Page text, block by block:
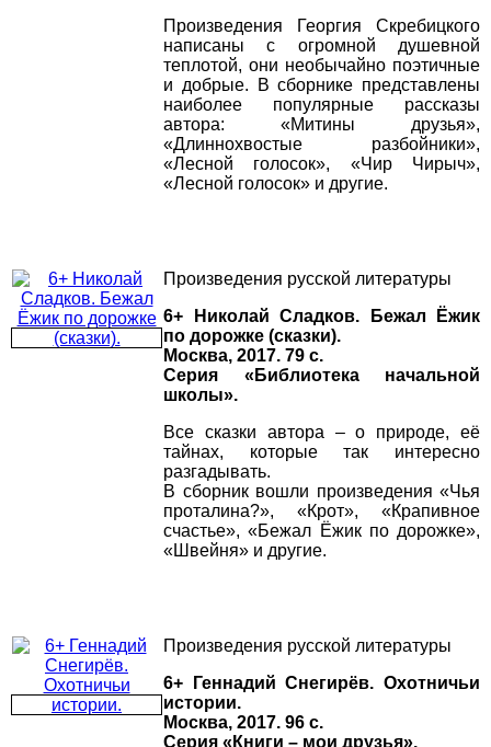
Произведения Георгия Скребицкого
написаны с огромной душевной
теплотой, они необычайно поэтичные
и добрые. В сборнике представлены
наиболее популярные рассказы
автора: «Митины друзья»,
«Длиннохвостые разбойники»,
«Лесной голосок», «Чир Чирыч»,
«Лесной голосок» и другие.
Произведения русской литературы
6+ Николай Сладков. Бежал Ёжик
по дорожке (сказки).
Москва, 2017. 79 с.
Серия «Библиотека начальной
школы».
Все сказки автора – о природе, её
тайнах, которые так интересно
разгадывать.
В сборник вошли произведения «Чья
проталина?», «Крот», «Крапивное
счастье», «Бежал Ёжик по дорожке»,
«Швейня» и другие.
Произведения русской литературы
6+ Геннадий Снегирёв. Охотничьи
истории.
Москва, 2017. 96 с.
Серия «Книги – мои друзья».